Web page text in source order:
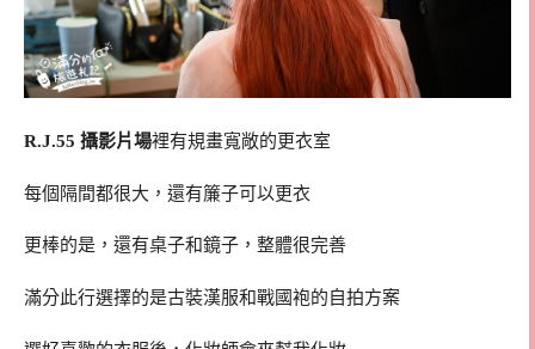
R.J.55 攝影片場裡有規畫寬敞的更衣室
每個隔間都很大，還有簾子可以更衣
更棒的是，還有桌子和鏡子，整體很完善
滿分此行選擇的是古裝漢服和戰國袍的自拍方案